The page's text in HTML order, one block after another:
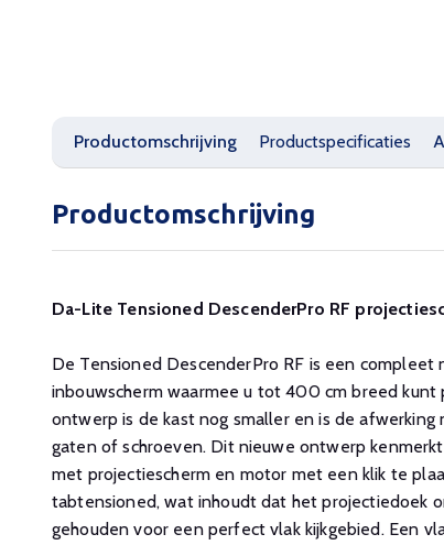
Productomschrijving Productspecificaties
Productomschrijving
Da-Lite Tensioned DescenderPro RF
De Tensioned DescenderPro RF is een
inbouwscherm waarmee u tot 400 cm breed kunt
ontwerp is de kast nog smaller en is de
gaten of schroeven. Dit nieuwe ontwerp
met projectiescherm en motor met een klik te
tabtensioned, wat inhoudt dat het projectiedoek
gehouden voor een perfect vlak kijkgebied. Een